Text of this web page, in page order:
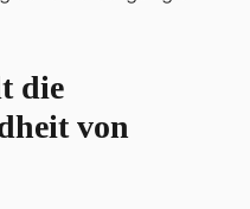
die
von